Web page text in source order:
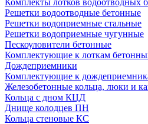
Комплекты лотков водоотводных
Решетки водоотводные бетонные
Решетки водоприемные стальные
Решетки водоприемные чугунные
Пескоуловители бетонные
Комплектующие к лоткам
Дождеприемники
Комплектующие к
Железобетонные кольца, люки и
Кольца с дном КЦД
Днище колодцев ПН
Кольца стеновые КС